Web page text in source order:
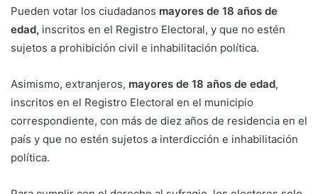
Pueden votar los ciudadanos mayores de 18 años de
edad, inscritos en el Registro Electoral, y que no estén
sujetos a prohibición civil e inhabilitación política.
Asimismo, extranjeros, mayores de 18 años de edad,
inscritos en el Registro Electoral en el municipio
correspondiente, con más de diez años de residencia en el
país y que no estén sujetos a interdicción e inhabilitación
política.